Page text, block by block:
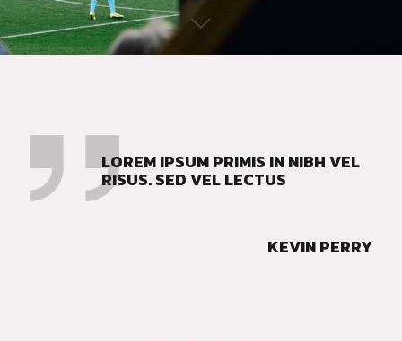
LOREM IPSUM PRIMIS IN NIBH VEL
RISUS. SED VEL LECTUS
KEVIN PERRY